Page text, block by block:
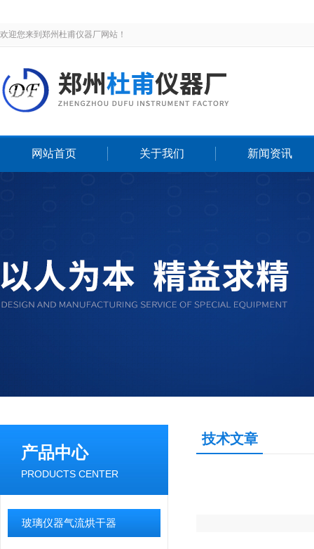
欢迎您来到郑州杜甫仪器厂网站！
网站首页 关于我们 新闻资讯
产品中心
PRODUCTS CENTER
玻璃仪器气流烘干器
技术文章